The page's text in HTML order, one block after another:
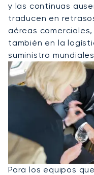
y las continuas
traducen en
aéreas
también en la
suministro
Para los equipos